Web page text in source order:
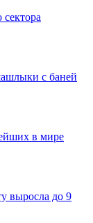
с баней
в мире
выросла до 9